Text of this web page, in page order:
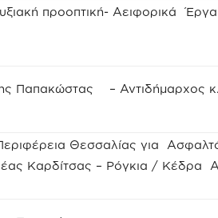
προοπτική- Αειφορικά
Παπακώστας – Αντιδήμαρχος κ.
Θεσσαλίας για
Καρδίτσας – Ρόγκια / Κέδρα